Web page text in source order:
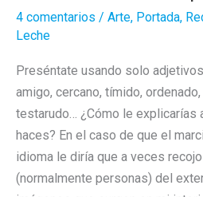
4 comentarios / Arte, Portada,
Leche
Preséntate usando solo
amigo, cercano, tímido,
testarudo… ¿Cómo le explicarías
haces? En el caso de que el
idioma le diría que a veces
(normalmente personas) del